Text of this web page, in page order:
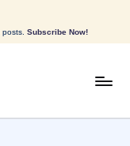
posts. Subscribe Now!